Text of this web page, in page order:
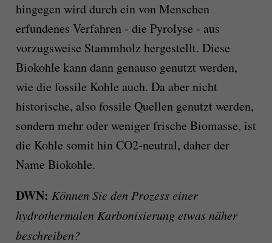
hingegen wird durch ein von Menschen
erfundenes Verfahren - die Pyrolyse - aus
vorzugsweise Stammholz hergestellt. Diese
Biokohle kann dann genauso genutzt werden,
wie die fossile Kohle auch. Da aber nicht
historische, also fossile Quellen genutzt werden,
sondern mehr oder weniger frische Biomasse, ist
die Kohle somit hin CO2-neutral, daher der
Name Biokohle.
DWN: Können Sie den Prozess einer
hydrothermalen Karbonisierung etwas näher
beschreiben?